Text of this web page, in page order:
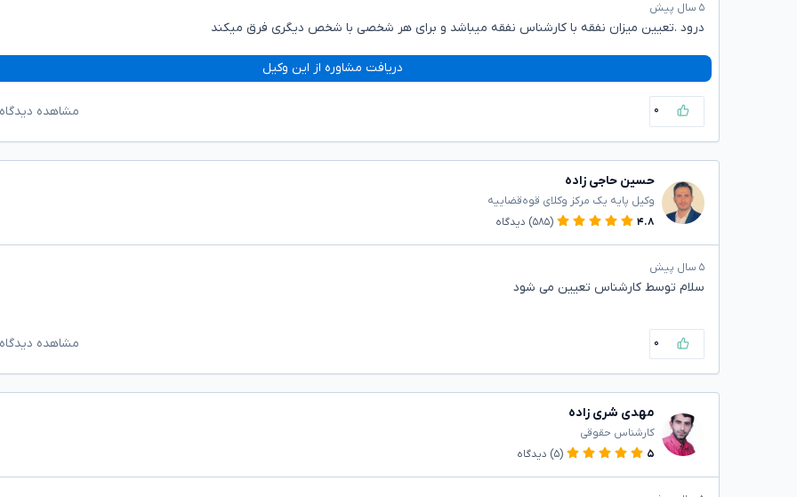
۵ سال پیش
درود .تعیین میزان نفقه با کارشناس نفقه میباشد و برای هر شخصی با شخص دیگری فرق میکند
دریافت مشاوره از این وکیل
۰ مشاهده
حسین حاجی زاده
وکیل پایه یک مرکز وکلای قوه‌قضاییه
۴.۸
(۵۸۵) دیدگاه
۵ سال پیش
سلام توسط کارشناس تعیین می شود
۰ مشاهده
مهدی شری زاده
کارشناس حقوقی
۵
(۵) دیدگاه